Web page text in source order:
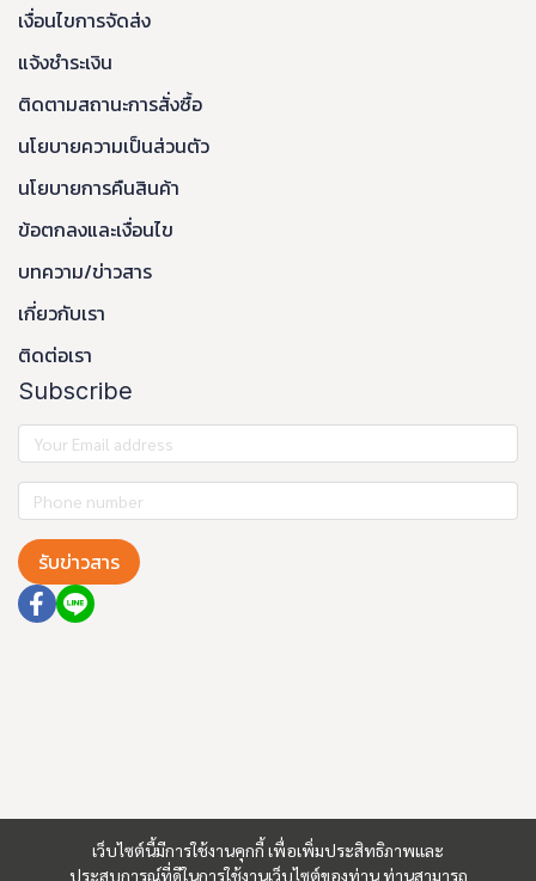
เว็บไซต์นี้มีการใช้งานคุกกี้ เพื่อเพิ่มประสิทธิภาพและ
ประสบการณ์ที่ดีในการใช้งานเว็บไซต์ของท่าน ท่านสามารถ
เงื่อนไขการจัดส่ง
แจ้งชำระเงิน
ติดตามสถานะการสั่งซื้อ
นโยบายความเป็นส่วนตัว
นโยบายการคืนสินค้า
ข้อตกลงและเงื่อนไข
บทความ/ข่าวสาร
เกี่ยวกับเรา
ติดต่อเรา
Subscribe
รับข่าวสาร